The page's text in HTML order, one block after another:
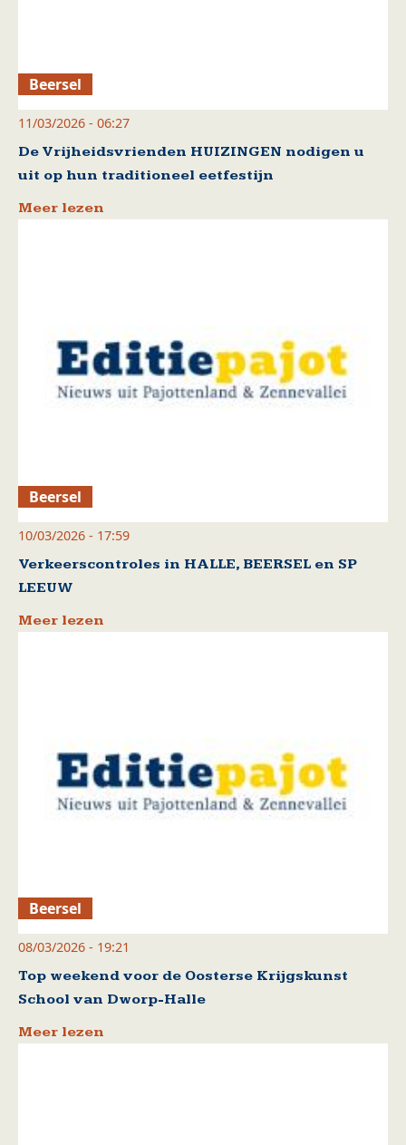
Beersel
11/03/2026 - 06:27
De Vrijheidsvrienden HUIZINGEN nodigen u
uit op hun traditioneel eetfestijn
Meer lezen
Beersel
10/03/2026 - 17:59
Verkeerscontroles in HALLE, BEERSEL en SP
LEEUW
Meer lezen
Beersel
08/03/2026 - 19:21
Top weekend voor de Oosterse Krijgskunst
School van Dworp-Halle
Meer lezen